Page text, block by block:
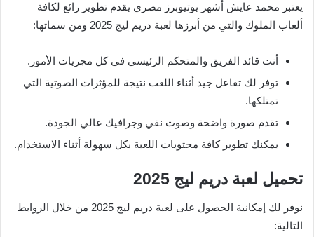
يعتبر محمد عايش أشهر يوتيوبرز مصري يقدم تطوير رائع لكافة
ألعاب الملوك والتي من أبرزها لعبة دريم ليج 2025 ومن سماتها:
أنت قائد الفريق والمتحكم الرئيسي في كل مجريات الأمور.
توفر لك تفاعل جيد أثناء اللعب نتيجة للمؤثرات الصوتية التي
تمتلكها.
تقدم صورة واضحة وصوت نفي وجرافيك عالي الجودة.
يمكنك تطوير كافة محتويات اللعبة بكل سهولة أثناء الاستخدام.
تحميل لعبة دريم ليج 2025
نوفر لك إمكانية الحصول على لعبة دريم ليج 2025 من خلال الروابط
التالية: